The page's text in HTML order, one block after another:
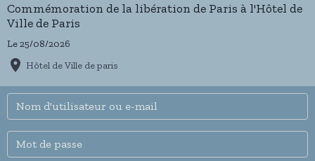
Commémoration de la libération de Paris à l'Hôtel de
Ville de Paris
Le 25/08/2026
Hôtel de Ville de paris